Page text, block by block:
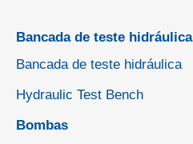
Bancada de teste hidráulica
Bancada de teste hidráulica
Hydraulic Test Bench
Bombas